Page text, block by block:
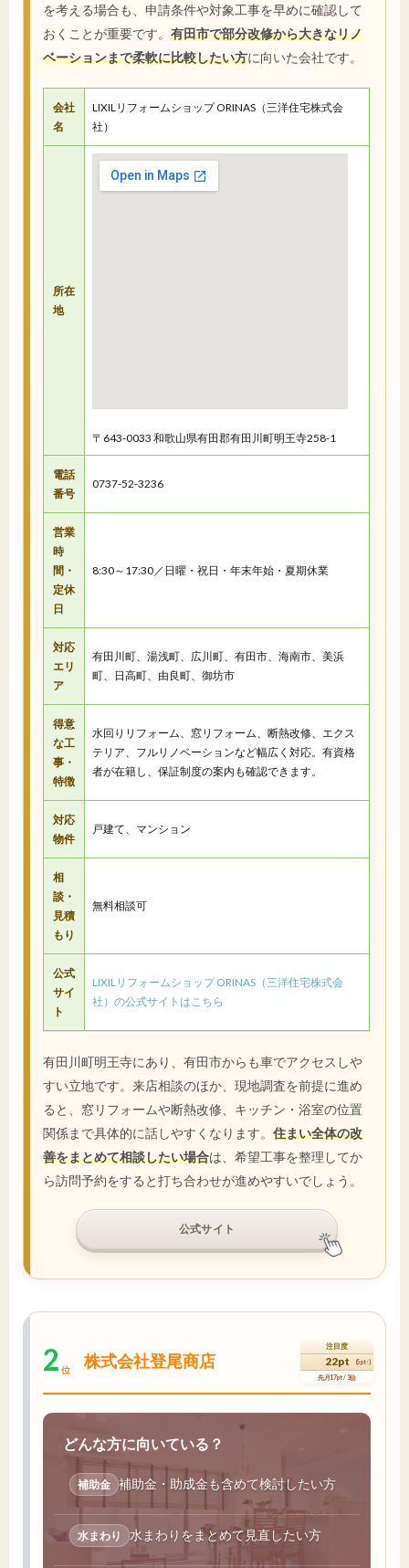
を考える場合も、申請条件や対象工事を早めに確認して
おくことが重要です。 有田市で部分改修から大きなリノ
ベーションまで柔軟に比較したい方に向いた会社です。
会社
名
LIXILリフォームショップ ORINAS（三洋住宅株式会
社）
所在
地
〒643-0033 和歌山県有田郡有田川町明王寺258-1
電話
番号
0737-52-3236
営業
時
間・
定休
日
8:30～17:30／日曜・祝日・年末年始・夏期休業
対応
エリ
ア
有田川町、湯浅町、広川町、有田市、海南市、美浜
町、日高町、由良町、御坊市
得意
な工
事・
特徴
水回りリフォーム、窓リフォーム、断熱改修、エクス
テリア、フルリノベーションなど幅広く対応。有資格
者が在籍し、保証制度の案内も確認できます。
対応
物件
戸建て、マンション
相
談・
見積
もり
無料相談可
公式
サイ
ト
LIXILリフォームショップ ORINAS（三洋住宅株式会
社）の公式サイトはこちら
有田川町明王寺にあり、有田市からも車でアクセスしや
すい立地です。来店相談のほか、現地調査を前提に進め
ると、窓リフォームや断熱改修、キッチン・浴室の位置
関係まで具体的に話しやすくなります。 住まい全体の改
善をまとめて相談したい場合は、希望工事を整理してか
ら訪問予約をすると打ち合わせが進めやすいでしょう。
公式サイト
2 位 株式会社登尾商店
注目度
22pt (5pt↑)
先月17pt / 3位
どんな方に向いている？
補助金 補助金・助成金も含めて検討したい方
水まわり 水まわりをまとめて見直したい方